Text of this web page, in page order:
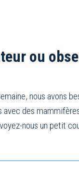
ou
nous avons
des
nous un petit